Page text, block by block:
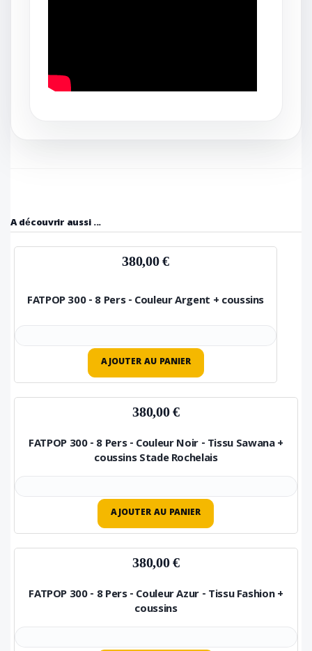
A découvrir aussi ...
380,00 €
FATPOP 300 - 8 Pers - Couleur Argent + coussins
AJOUTER AU PANIER
380,00 €
FATPOP 300 - 8 Pers - Couleur Noir - Tissu Sawana +
coussins Stade Rochelais
AJOUTER AU PANIER
380,00 €
FATPOP 300 - 8 Pers - Couleur Azur - Tissu Fashion +
coussins